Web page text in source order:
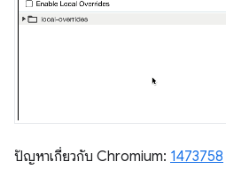
ปัญหาเกี่ยวกับ Chromium: 1473758